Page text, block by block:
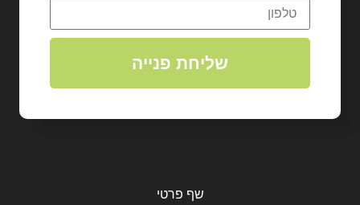
שליחת פנייה
שף פרטי